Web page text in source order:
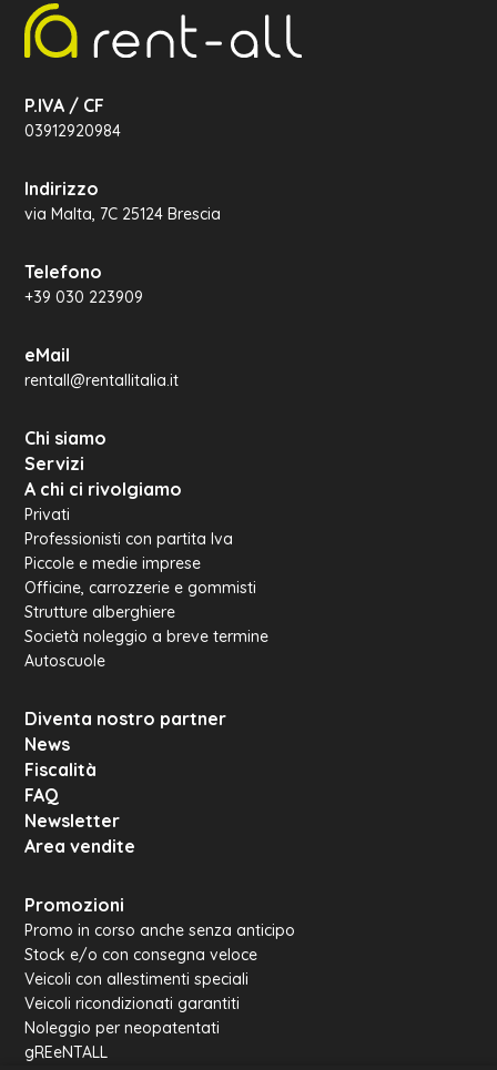
P.IVA / CF
03912920984
Indirizzo
via Malta, 7C 25124 Brescia
Telefono
+39 030 223909
eMail
rentall@rentallitalia.it
Chi siamo
Servizi
A chi ci rivolgiamo
Privati
Professionisti con partita Iva
Piccole e medie imprese
Officine, carrozzerie e gommisti
Strutture alberghiere
Società noleggio a breve termine
Autoscuole
Diventa nostro partner
News
Fiscalità
FAQ
Newsletter
Area vendite
Promozioni
Promo in corso anche senza anticipo
Stock e/o con consegna veloce
Veicoli con allestimenti speciali
Veicoli ricondizionati garantiti
Noleggio per neopatentati
gREeNTALL